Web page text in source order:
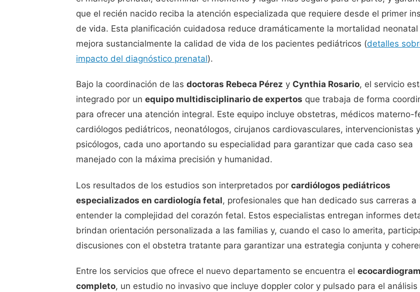
que el recién nacido reciba la atención especializada que requiere desde el primer
de vida. Esta planificación cuidadosa reduce dramáticamente la mortalidad neonatal
mejora sustancialmente la calidad de vida de los pacientes pediátricos (detalles
impacto del diagnóstico prenatal).
Bajo la coordinación de las doctoras Rebeca Pérez y Cynthia Rosario, el servicio
integrado por un equipo multidisciplinario de expertos que trabaja de forma
para ofrecer una atención integral. Este equipo incluye obstetras, médicos materno-
cardiólogos pediátricos, neonatólogos, cirujanos cardiovasculares, intervencionistas y
psicólogos, cada uno aportando su especialidad para garantizar que cada caso sea
manejado con la máxima precisión y humanidad.
Los resultados de los estudios son interpretados por cardiólogos pediátricos
especializados en cardiología fetal, profesionales que han dedicado sus carreras a
entender la complejidad del corazón fetal. Estos especialistas entregan informes
brindan orientación personalizada a las familias y, cuando el caso lo amerita,
discusiones con el obstetra tratante para garantizar una estrategia conjunta y
Entre los servicios que ofrece el nuevo departamento se encuentra el
completo, un estudio no invasivo que incluye doppler color y pulsado para el análisis